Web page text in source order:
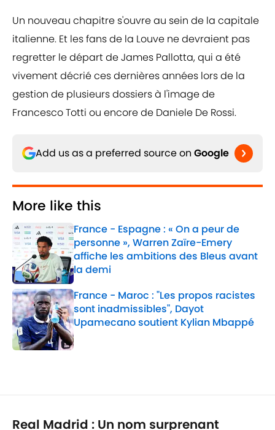
Un nouveau chapitre s'ouvre au sein de la capitale
italienne. Et les fans de la Louve ne devraient pas
regretter le départ de James Pallotta, qui a été
vivement décrié ces dernières années lors de la
gestion de plusieurs dossiers à l'image de
Francesco Totti ou encore de Daniele De Rossi.
Add us as a preferred source on Google
More like this
France - Espagne : « On a peur de
personne », Warren Zaïre-Emery
affiche les ambitions des Bleus avant
la demi
Published by on Invalid Date
France - Maroc : "Les propos racistes
sont inadmissibles", Dayot
Upamecano soutient Kylian Mbappé
Published by on Invalid Date
Real Madrid : Un nom surprenant